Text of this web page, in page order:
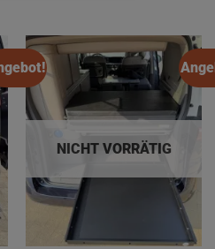
NICHT VORRÄTIG